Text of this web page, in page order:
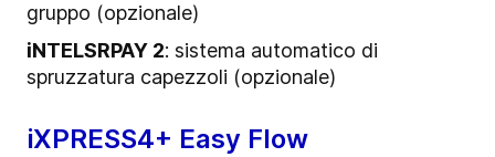
gruppo (opzionale)
iNTELSRPAY 2: sistema automatico di
spruzzatura capezzoli (opzionale)
iXPRESS4+ Easy Flow